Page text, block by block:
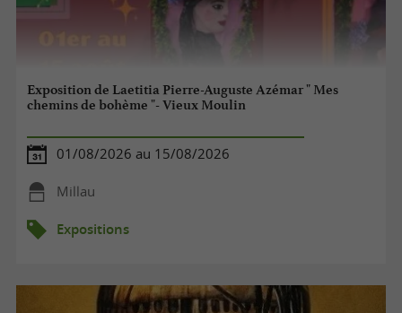
Exposition de Laetitia Pierre-Auguste Azémar " Mes
chemins de bohème "- Vieux Moulin
01/08/2026 au 15/08/2026
Millau
Expositions